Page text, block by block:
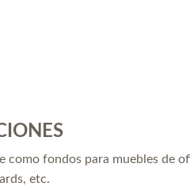
como fondos para muebles de
etc.